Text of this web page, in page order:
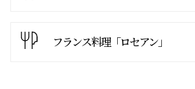
フランス料理「ロセアン」